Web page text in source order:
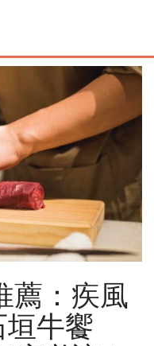
薦：疾風
牛饗